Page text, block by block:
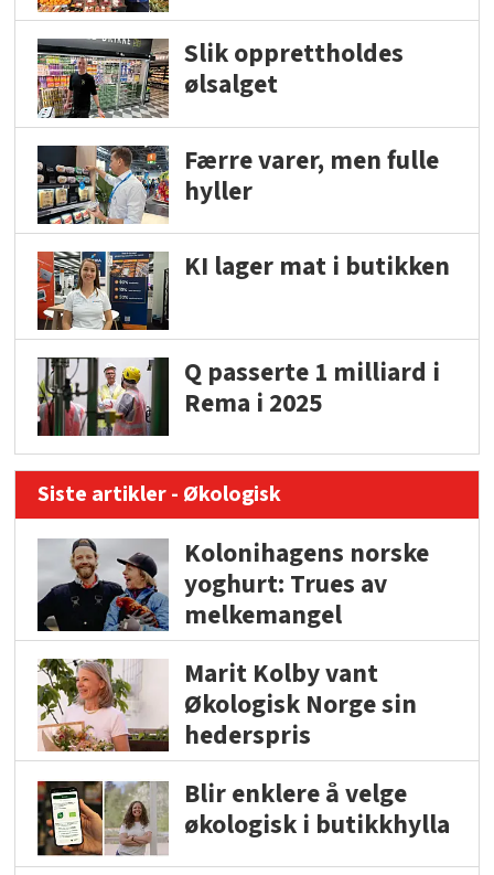
Slik opprettholdes
ølsalget
Færre varer, men fulle
hyller
KI lager mat i butikken
Q passerte 1 milliard i
Rema i 2025
Siste artikler - Økologisk
Kolonihagens norske
yoghurt: Trues av
melkemangel
Marit Kolby vant
Økologisk Norge sin
hederspris
Blir enklere å velge
økologisk i butikkhylla